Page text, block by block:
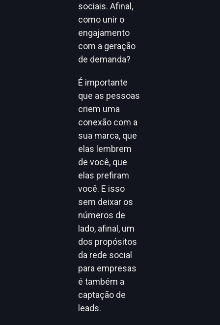
sociais. Afinal,
como unir o
engajamento
com a geração
de demanda?
É importante
que as pessoas
criem uma
conexão com a
sua marca, que
elas lembrem
de você, que
elas prefiram
você. E isso
sem deixar os
números de
lado, afinal, um
dos propósitos
da rede social
para empresas
é também a
captação de
leads.